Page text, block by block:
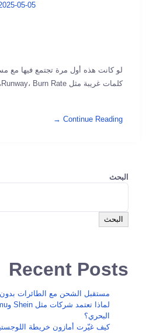
05-05
لو كانت هذه أول مرة تجتمع فيها مع
كلمات غريبة مثل Runway، Burn Rate،
Continue Reading →
البحث
البحث
Recent Posts
مستقبل الشحن مع الطائرات بدون
البحري؟
كيف غيّرت أمازون خريطة